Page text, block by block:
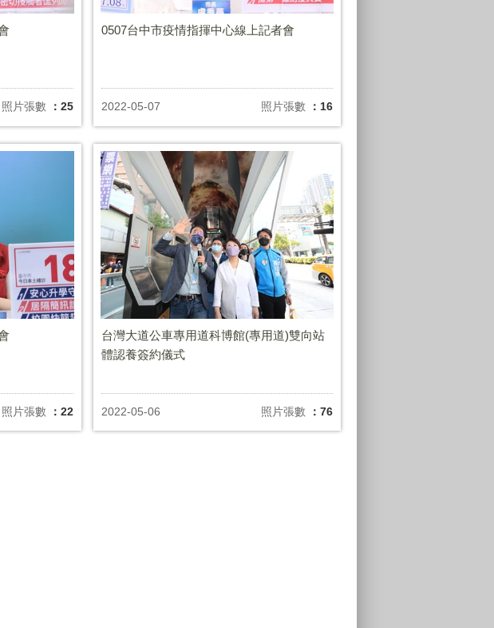
照片張數 ：25
0507台中市疫情指揮中心線上記者會
2022-05-07 照片張數 ：16
照片張數 ：22
台灣大道公車專用道科博館(專用道)雙向站
體認養簽約儀式
2022-05-06 照片張數 ：76